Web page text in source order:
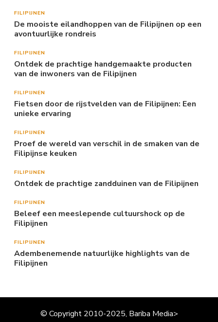
FILIPIJNEN
De mooiste eilandhoppen van de Filipijnen op een
avontuurlijke rondreis
FILIPIJNEN
Ontdek de prachtige handgemaakte producten
van de inwoners van de Filipijnen
FILIPIJNEN
Fietsen door de rijstvelden van de Filipijnen: Een
unieke ervaring
FILIPIJNEN
Proef de wereld van verschil in de smaken van de
Filipijnse keuken
FILIPIJNEN
Ontdek de prachtige zandduinen van de Filipijnen
FILIPIJNEN
Beleef een meeslepende cultuurshock op de
Filipijnen
FILIPIJNEN
Adembenemende natuurlijke highlights van de
Filipijnen
© Copyright 2010-2025, Bariba Media>